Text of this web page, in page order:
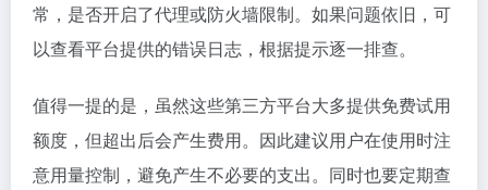
常，是否开启了代理或防火墙限制。如果问题依旧，可
以查看平台提供的错误日志，根据提示逐一排查。
值得一提的是，虽然这些第三方平台大多提供免费试用
额度，但超出后会产生费用。因此建议用户在使用时注
意用量控制，避免产生不必要的支出。同时也要定期查